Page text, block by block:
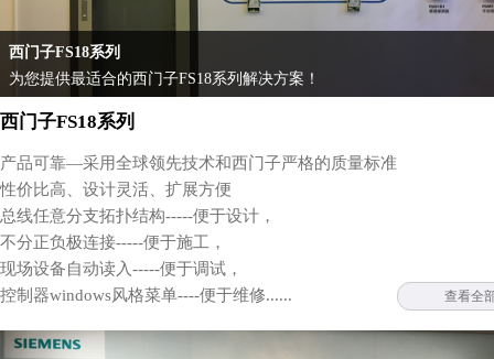
西门子FS18系列
为您提供最适合的西门子FS18系列解决方案！
西门子FS18系列
产品可靠—采用全球领先技术和西门子严格的质量标准
性价比高、设计灵活、扩展方便
总线任意分支拓扑结构-----便于设计，
不分正负极连接-----便于施工，
现场设备自动读入-----便于调试，
控制器windows风格菜单----便于维修......
查看全